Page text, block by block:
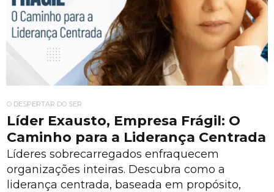
O DESPERTAR DO SER
Líder Exausto, Empresa Frágil: O
Caminho para a Liderança Centrada
Líderes sobrecarregados enfraquecem
organizações inteiras. Descubra como a
liderança centrada, baseada em propósito,